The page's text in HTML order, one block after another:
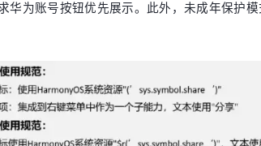
华为账号按钮优先展示。此外，未成年保护